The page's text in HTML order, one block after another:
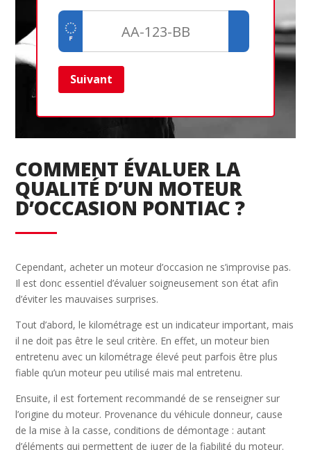
Suivant
COMMENT ÉVALUER LA
QUALITÉ D’UN MOTEUR
D’OCCASION PONTIAC ?
Cependant, acheter un moteur d’occasion ne s’improvise pas.
Il est donc essentiel d’évaluer soigneusement son état afin
d’éviter les mauvaises surprises.
Tout d’abord, le kilométrage est un indicateur important, mais
il ne doit pas être le seul critère. En effet, un moteur bien
entretenu avec un kilométrage élevé peut parfois être plus
fiable qu’un moteur peu utilisé mais mal entretenu.
Ensuite, il est fortement recommandé de se renseigner sur
l’origine du moteur. Provenance du véhicule donneur, cause
de la mise à la casse, conditions de démontage : autant
d’éléments qui permettent de juger de la fiabilité du moteur.